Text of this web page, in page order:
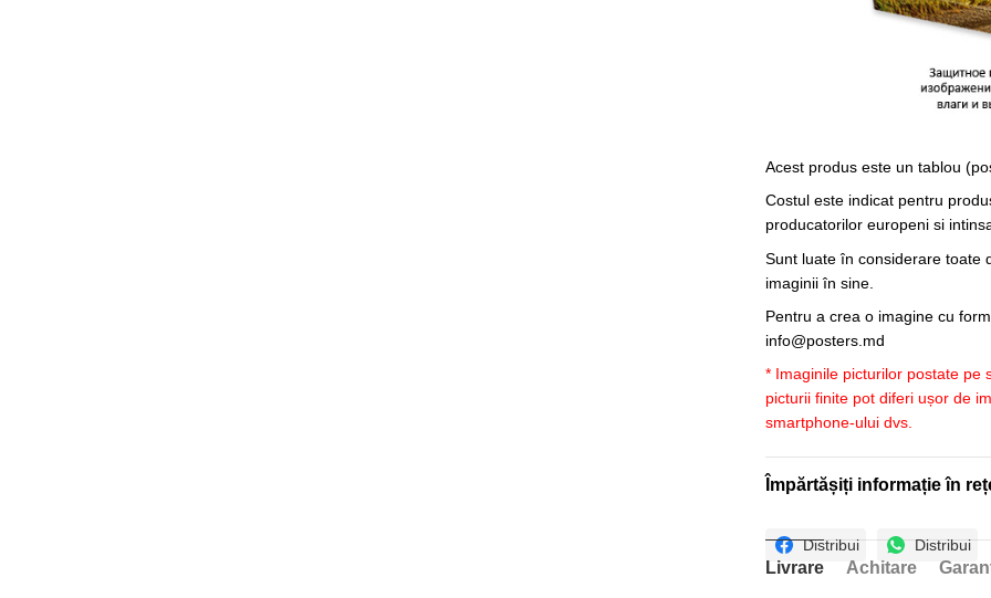
Acest produs este un tablou
Costul este indicat pentru
producatorilor europeni si
Sunt luate în considerare toate
imaginii în sine.
Pentru a crea o imagine cu
info@posters.md
* Imaginile picturilor postate pe
picturii finite pot diferi ușor de
smartphone-ului dvs.
Împărtășiți informație în
Distribui Distribui
Livrare Achitare